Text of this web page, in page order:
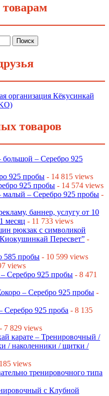
товаров
– Серебро 925
925 пробы - 14 815 views
925 пробы - 14 574 views
– Серебро 925 пробы -
баннер, услугу от 10
месяц - 11 733 views
рюкзак с символикой
Пересвет” -
585 пробы - 10 599 views
views
Серебро 925 пробы - 8 471
– Серебро 925 пробы -
925 проба - 8 135
7 829 views
карате – Тренировочный /
/ наколенники / щитки /
views
тренировочного типа
с Клубной